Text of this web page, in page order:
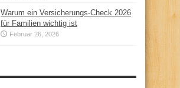
Warum ein Versicherungs-Check 2026
für Familien wichtig ist
Februar 26, 2026